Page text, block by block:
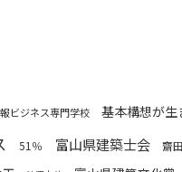
ビジネス専門学校 基本構想が生
51％ 富山県建築士会 齋